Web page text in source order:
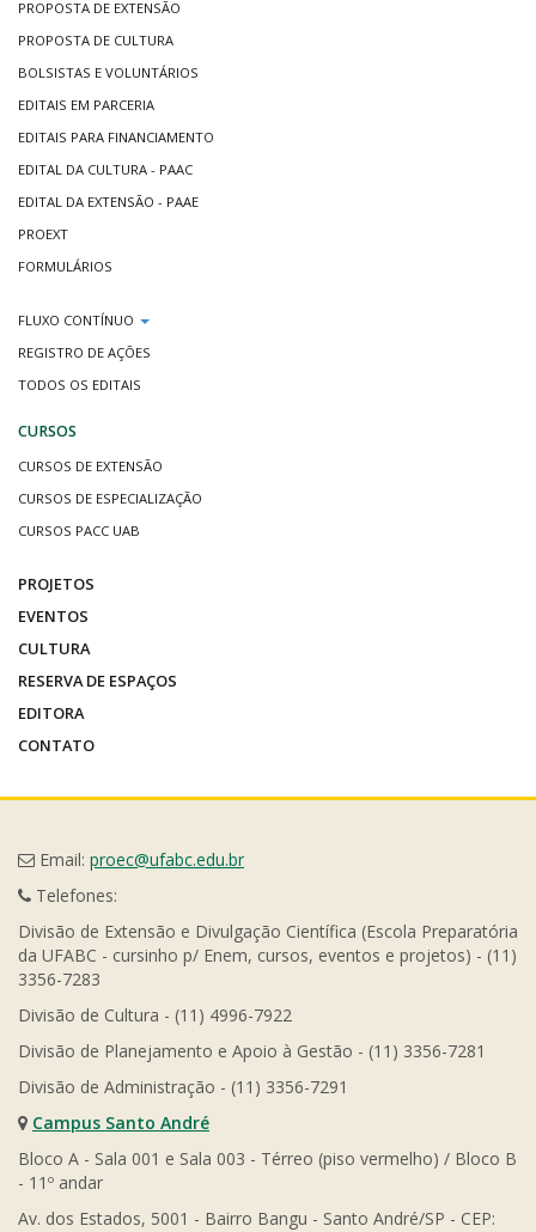
PROPOSTA DE EXTENSÃO
PROPOSTA DE CULTURA
BOLSISTAS E VOLUNTÁRIOS
EDITAIS EM PARCERIA
EDITAIS PARA FINANCIAMENTO
EDITAL DA CULTURA - PAAC
EDITAL DA EXTENSÃO - PAAE
PROEXT
FORMULÁRIOS
FLUXO CONTÍNUO
REGISTRO DE AÇÕES
TODOS OS EDITAIS
CURSOS
CURSOS DE EXTENSÃO
CURSOS DE ESPECIALIZAÇÃO
CURSOS PACC UAB
PROJETOS
EVENTOS
CULTURA
RESERVA DE ESPAÇOS
EDITORA
CONTATO
Email: proec@ufabc.edu.br
Telefones:
Divisão de Extensão e Divulgação Científica (Escola Preparatória
da UFABC - cursinho p/ Enem, cursos, eventos e projetos) - (11)
3356-7283
Divisão de Cultura - (11) 4996-7922
Divisão de Planejamento e Apoio à Gestão - (11) 3356-7281
Divisão de Administração - (11) 3356-7291
Campus Santo André
Bloco A - Sala 001 e Sala 003 - Térreo (piso vermelho) / Bloco B
- 11º andar
Av. dos Estados, 5001 - Bairro Bangu - Santo André/SP - CEP: